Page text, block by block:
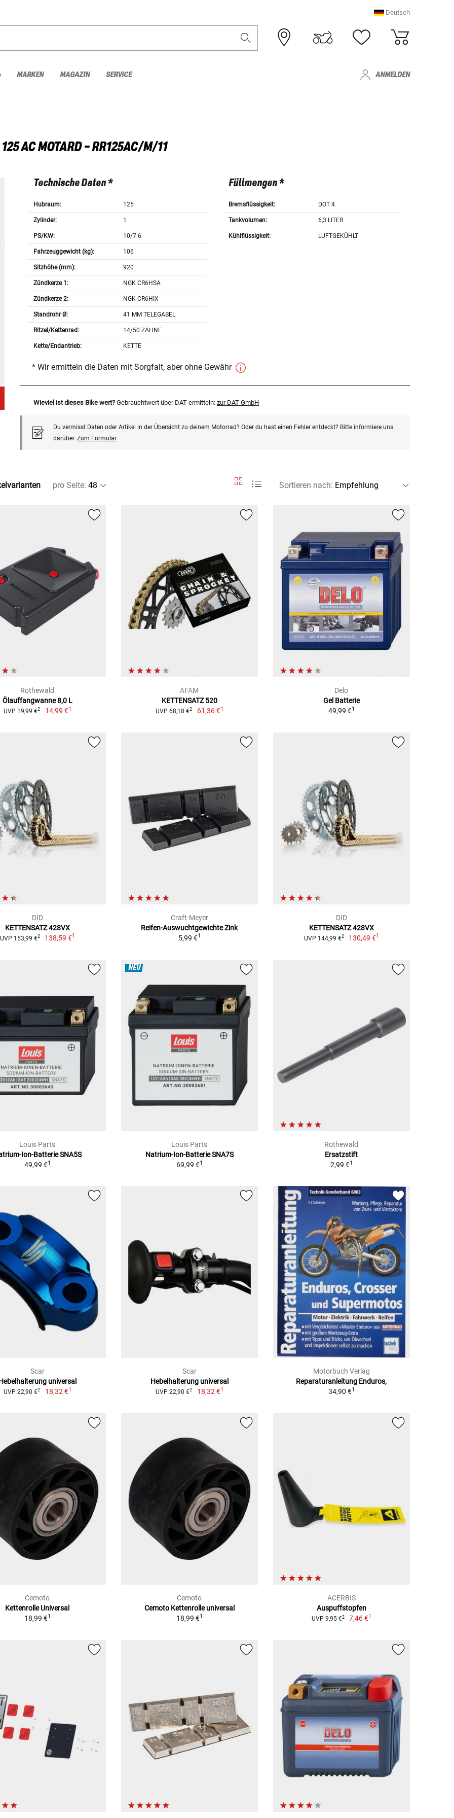
Deutsch
MARKEN MAGAZIN SERVICE ANMELDEN
125 AC MOTARD - RR125AC/M/11
Technische Daten *
Hubraum: 125
Zylinder: 1
PS/KW: 10/7.6
Fahrzeuggewicht (kg): 106
Sitzhöhe (mm): 920
Zündkerze 1: NGK CR6HSA
Zündkerze 2: NGK CR6HIX
Standrohr Ø: 41 MM TELEGABEL
Ritzel/Kettenrad: 14/50 ZÄHNE
Kette/Endantrieb: KETTE
Füllmengen *
Bremsflüssigkeit: DOT 4
Tankvolumen: 6,3 LITER
Kühlflüssigkeit: LUFTGEKÜHLT
* Wir ermitteln die Daten mit Sorgfalt, aber ohne Gewähr
Wieviel ist dieses Bike wert? Gebrauchtwert über DAT ermitteln: zur DAT GmbH
Du vermisst Daten oder Artikel in der Übersicht zu deinem Motorrad? Oder du hast einen Fehler entdeckt? Bitte informiere uns
darüber. Zum Formular
pro Seite: Sortieren nach:
Rothewald
Ölauffangwanne 8,0 L
UVP 19,99 €2 14,99 €1
AFAM
KETTENSATZ 520
UVP 68,18 €2 61,36 €1
Delo
Gel Batterie
49,99 €1
DID
KETTENSATZ 428VX
UVP 153,99 €2 138,59 €1
Craft-Meyer
Reifen-Auswuchtgewichte Zink
5,99 €1
DID
KETTENSATZ 428VX
UVP 144,99 €2 130,49 €1
Louis Parts
Ion-Batterie SNA5S
49,99 €1
NEU
Louis Parts
Natrium-Ion-Batterie SNA7S
69,99 €1
Rothewald
Ersatzstift
2,99 €1
Scar
universal
UVP 22,90 €2 18,32 €1
Scar
Hebelhalterung universal
UVP 22,90 €2 18,32 €1
Motorbuch Verlag
Reparaturanleitung Enduros,
34,90 €1
Cemoto
Kettenrolle Universal
18,99 €1
Cemoto
Cemoto Kettenrolle universal
18,99 €1
ACERBIS
Auspuffstopfen
UVP 9,95 €2 7,46 €1